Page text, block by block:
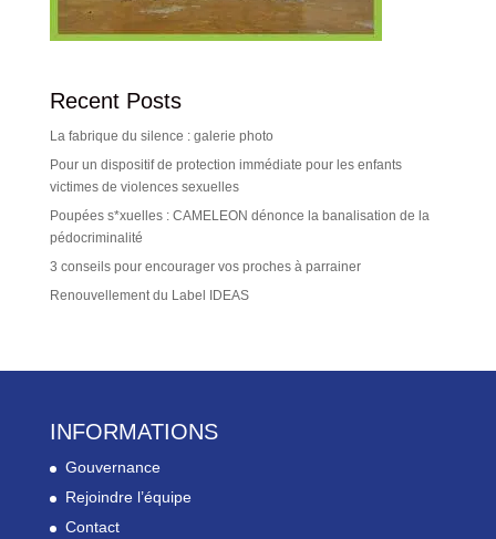
Recent Posts
La fabrique du silence : galerie photo
Pour un dispositif de protection immédiate pour les enfants
victimes de violences sexuelles
Poupées s*xuelles : CAMELEON dénonce la banalisation de la
pédocriminalité
3 conseils pour encourager vos proches à parrainer
Renouvellement du Label IDEAS
INFORMATIONS
Gouvernance
Rejoindre l’équipe
Contact